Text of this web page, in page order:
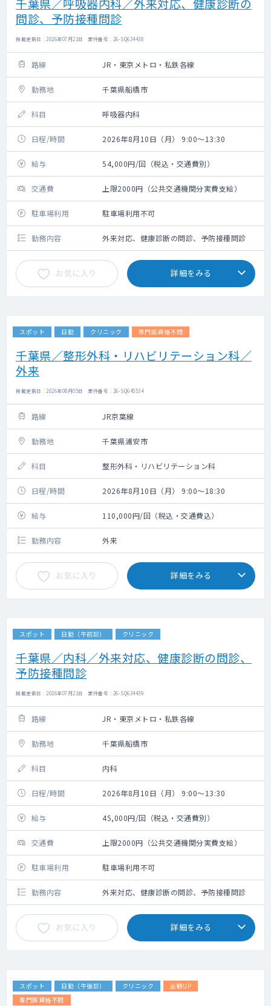
千葉県／呼吸器内科／外来対応、健康診断の
問診、予防接種問診
掲載更新日 : 2026年07月21日 案件番号 : 26-SQ634438
路線 JR・東京メトロ・私鉄各線
勤務地 千葉県船橋市
科目 呼吸器内科
日程/時間 2026年8月10日（月） 9:00～13:30
給与 54,000円/回（税込・交通費別）
交通費 上限2000円（公共交通機関分実費支給）
駐車場利用 駐車場利用不可
勤務内容 外来対応、健康診断の問診、予防接種問診
お気に入り 詳細をみる
スポット 日勤 クリニック 専門医資格不問
千葉県／整形外科・リハビリテーション科／
外来
掲載更新日 : 2026年08月05日 案件番号 : 26-SQ645534
路線 JR京葉線
勤務地 千葉県浦安市
科目 整形外科・リハビリテーション科
日程/時間 2026年8月10日（月） 9:00～18:30
給与 110,000円/回（税込・交通費込）
勤務内容 外来
お気に入り 詳細をみる
スポット 日勤（午前診） クリニック
千葉県／内科／外来対応、健康診断の問診、
予防接種問診
掲載更新日 : 2026年07月21日 案件番号 : 26-SQ634439
路線 JR・東京メトロ・私鉄各線
勤務地 千葉県船橋市
科目 内科
日程/時間 2026年8月10日（月） 9:00～13:30
給与 45,000円/回（税込・交通費別）
交通費 上限2000円（公共交通機関分実費支給）
駐車場利用 駐車場利用不可
勤務内容 外来対応、健康診断の問診、予防接種問診
お気に入り 詳細をみる
スポット 日勤（午後診） クリニック
金額UP
専門医資格不問